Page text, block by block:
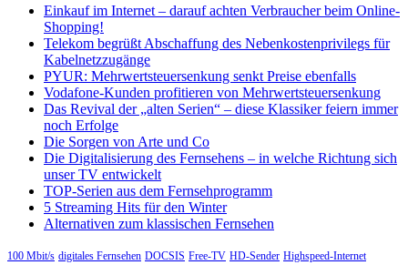
Einkauf im Internet – darauf achten Verbraucher beim Online-
Shopping!
Telekom begrüßt Abschaffung des Nebenkostenprivilegs für
Kabelnetzzugänge
PYUR: Mehrwertsteuersenkung senkt Preise ebenfalls
Vodafone-Kunden profitieren von Mehrwertsteuersenkung
Das Revival der „alten Serien“ – diese Klassiker feiern immer
noch Erfolge
Die Sorgen von Arte und Co
Die Digitalisierung des Fernsehens – in welche Richtung sich
unser TV entwickelt
TOP-Serien aus dem Fernsehprogramm
5 Streaming Hits für den Winter
Alternativen zum klassischen Fernsehen
100 Mbit/s digitales Fernsehen DOCSIS Free-TV HD-Sender Highspeed-Internet